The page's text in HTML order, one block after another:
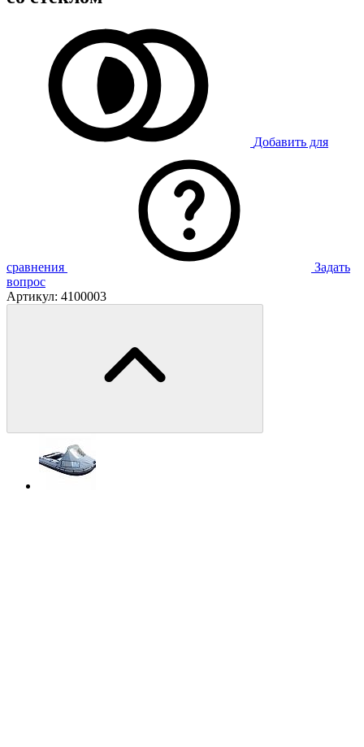
Добавить для
сравнения
Задать
вопрос
Артикул: 4100003